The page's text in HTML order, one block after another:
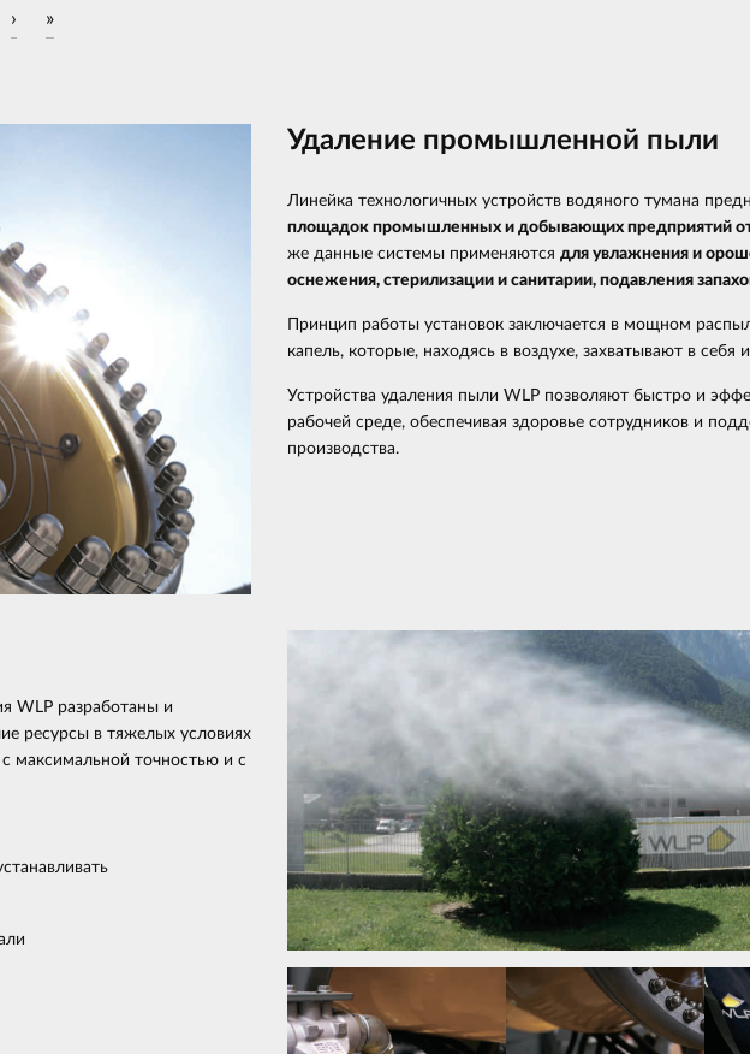
› »
Удаление промышленной пыли
Линейка технологичных устройств водяного тумана
площадок промышленных и добывающих предприятий
же данные системы применяются для увлажнения и
оснежения, стерилизации и санитарии, подавления
Принцип работы установок заключается в мощном
капель, которые, находясь в воздухе, захватывают в
Устройства удаления пыли WLP позволяют быстро и
рабочей среде, обеспечивая здоровье сотрудников и
производства.
WLP разработаны и
ресурсы в тяжелых условиях
максимальной точностью и с